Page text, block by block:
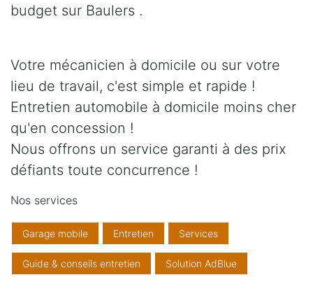
budget sur Baulers .
Votre mécanicien à domicile ou sur votre
lieu de travail, c'est simple et rapide !
Entretien automobile à domicile moins cher
qu'en concession !
Nous offrons un service garanti à des prix
défiants toute concurrence !
Nos services
Garage mobile Entretien Services
Guide & conseils entretien Solution AdBlue